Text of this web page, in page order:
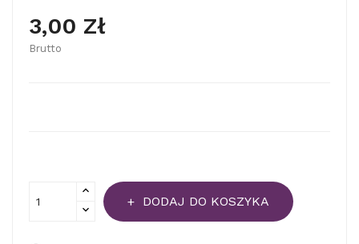
3,00 Zł
Brutto
DODAJ DO KOSZYKA